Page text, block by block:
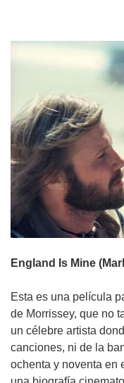
England Is Mine
Esta es una película
de Morrissey, que no
un célebre artista
canciones, ni de la
ochenta y noventa en